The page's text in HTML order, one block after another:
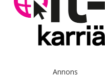
Annons